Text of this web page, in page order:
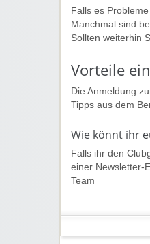
Falls es
Manchmal sind
Sollten weiterhin
Vorteile
Die Anmeldung
Tipps aus dem
Wie könnt ihr
Falls ihr den
einer Newsletter-
Team